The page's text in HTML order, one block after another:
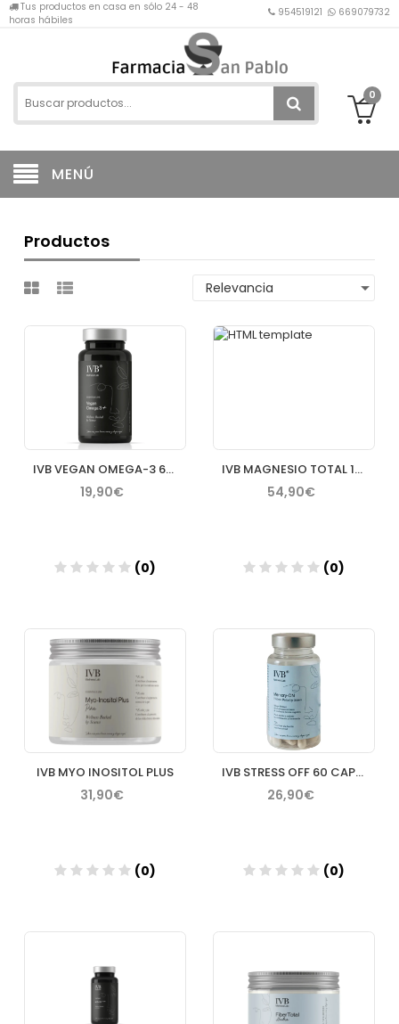
Tus productos en casa en sólo 24 - 48
horas hábiles
954519121 669079732
0
MENÚ
Productos
IVB VEGAN OMEGA-3 60 CAPSULAS
19,90€
(0)
Añadir
IVB MAGNESIO TOTAL 180 CAPS
54,90€
(0)
Añadir
IVB MYO INOSITOL PLUS
31,90€
(0)
IVB STRESS OFF 60 CAPSULAS
26,90€
(0)